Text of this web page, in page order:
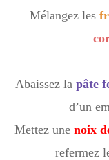
Mélangez les
Abaissez la pâte
d’un
Mettez unenoix
refermez